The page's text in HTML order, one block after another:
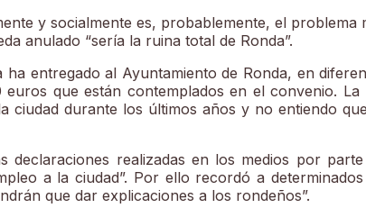
y socialmente es, probablemente, el
anulado “sería la ruina total de Ronda”.
entregado al Ayuntamiento de Ronda, en
que están contemplados en el convenio.
durante los últimos años y no entiendo
declaraciones realizadas en los medios por
a la ciudad”. Por ello recordó a
que dar explicaciones a los rondeños”.